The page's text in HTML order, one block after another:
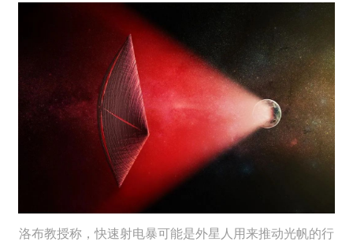
洛布教授称，快速射电暴可能是外星人用来推动光帆的行